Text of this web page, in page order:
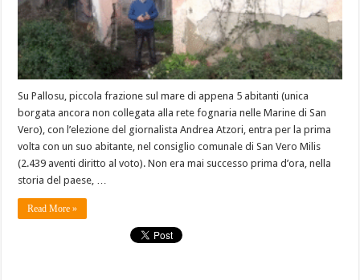
Su Pallosu, piccola frazione sul mare di appena 5 abitanti (unica
borgata ancora non collegata alla rete fognaria nelle Marine di San
Vero), con l’elezione del giornalista Andrea Atzori, entra per la prima
volta con un suo abitante, nel consiglio comunale di San Vero Milis
(2.439 aventi diritto al voto). Non era mai successo prima d’ora, nella
storia del paese, …
Read More »